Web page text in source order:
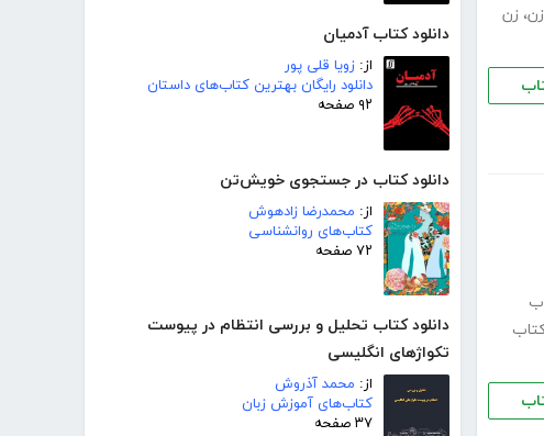
دانلود کتاب آدمیان
از: زویا قلی پور
دانلود رایگان بهترین کتاب‌های داستان
۹۲ صفحه
دانلود کتاب در جستجوی خویش‌تن
از: محمدرضا زادهوش
کتاب‌های روانشناسی
۷۲ صفحه
دانلود کتاب تحلیل و بررسی انتظام در پیوست
تکواژهای انگلیسی
از: محمد آذروش
کتاب‌های آموزش زبان
۳۷ صفحه
، زن
کتاب